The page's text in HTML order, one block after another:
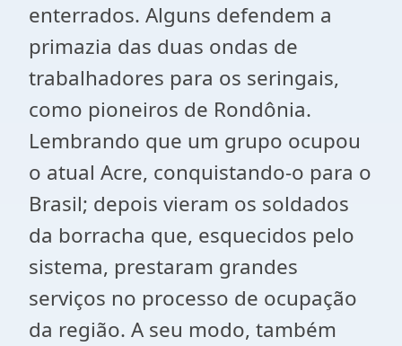
enterrados. Alguns defendem a
primazia das duas ondas de
trabalhadores para os seringais,
como pioneiros de Rondônia.
Lembrando que um grupo ocupou
o atual Acre, conquistando-o para o
Brasil; depois vieram os soldados
da borracha que, esquecidos pelo
sistema, prestaram grandes
serviços no processo de ocupação
da região. A seu modo, também